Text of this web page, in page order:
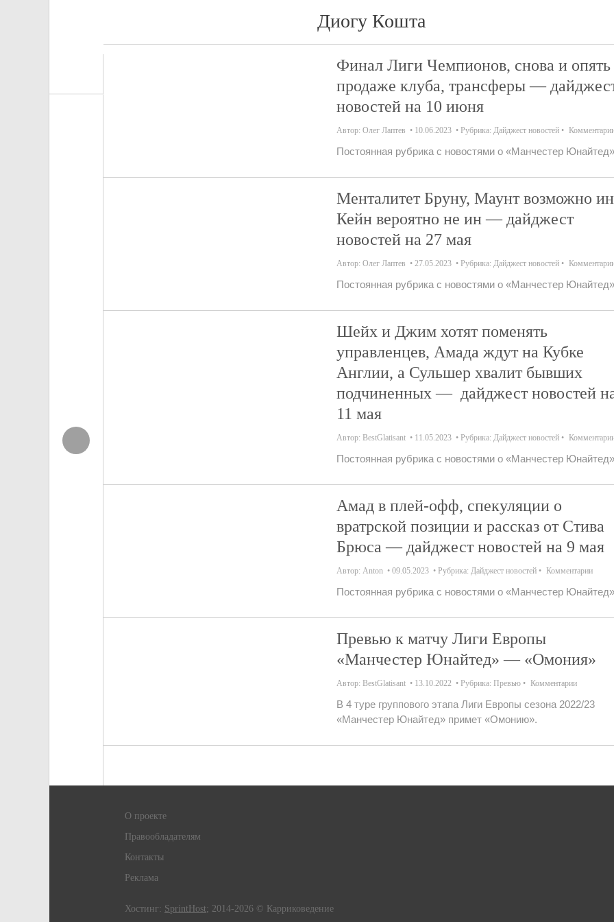
Диогу Кошта
Финал Лиги Чемпионов, снова и опять
продаже клуба, трансферы —
новостей на 10 июня
Автор: Олег Лаптев 10.06.2023 Рубрика: Дайджест новостей
Постоянная рубрика с новостями о «Манчестер
Менталитет Бруну, Маунт возможно
Кейн вероятно не ин — дайджест
новостей на 27 мая
Автор: Олег Лаптев 27.05.2023 Рубрика: Дайджест новостей
Постоянная рубрика с новостями о «Манчестер
Шейх и Джим хотят поменять
управленцев, Амада ждут на Кубке
Англии, а Сульшер хвалит бывших
подчиненных — дайджест новостей
11 мая
Автор: BestGlatisant 11.05.2023 Рубрика: Дайджест новостей
Постоянная рубрика с новостями о «Манчестер
Амад в плей-офф, спекуляции о
вратрской позиции и рассказ от Стива
Брюса — дайджест новостей на 9 мая
Автор: Anton 09.05.2023 Рубрика: Дайджест новостей Комментарии
Постоянная рубрика с новостями о «Манчестер
Превью к матчу Лиги Европы
«Манчестер Юнайтед» — «Омония»
Автор: BestGlatisant 13.10.2022 Рубрика: Превью Комментарии
В 4 туре группового этапа Лиги Европы сезона 2022/23
«Манчестер Юнайтед» примет «Омонию».
О проекте
Правообладателям
Контакты
Реклама
Хостинг: SprintHost; 2014-2026 © Карриковедение